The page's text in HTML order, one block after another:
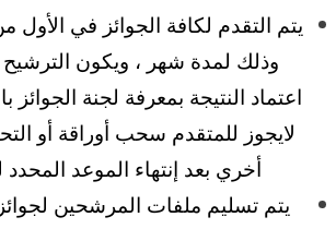
وذلك لمدة شهر ، ويكون الترشيح
اعتماد النتيجة بمعرفة لجنة الجوائز
لايجوز للمتقدم سحب أوراقة أو
أخري بعد إنتهاء الموعد المحدد
يتم تسليم ملفات المرشحين